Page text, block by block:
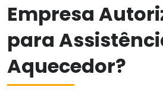
Empresa
para
Aquecedor?